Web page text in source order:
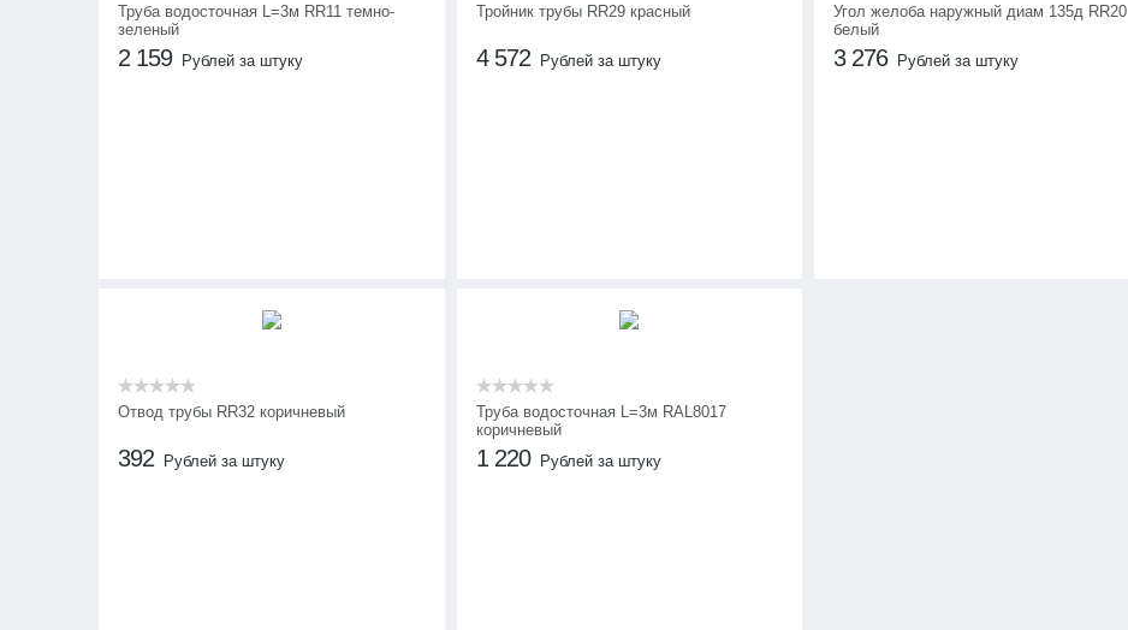
Труба водосточная L=3м RR11 темно-
зеленый
2 159 Рублей за штуку
Тройник трубы RR29 красный
4 572 Рублей за штуку
Угол желоба наружный диам 135д RR20
белый
3 276 Рублей за штуку
Отвод трубы RR32 коричневый
392 Рублей за штуку
Труба водосточная L=3м RAL8017
коричневый
1 220 Рублей за штуку